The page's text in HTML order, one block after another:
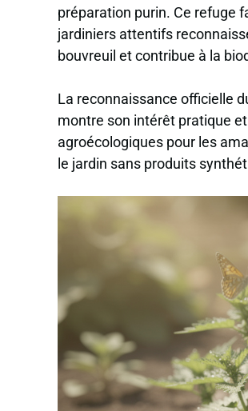
préparation purin. Ce refuge
jardiniers attentifs
bouvreuil et contribue à la
La reconnaissance officielle
montre son intérêt pratique
agroécologiques pour les
le jardin sans produits